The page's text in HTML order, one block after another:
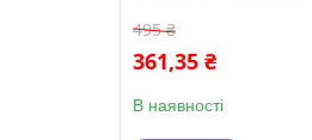
495 ₴
361,35 ₴
В наявності